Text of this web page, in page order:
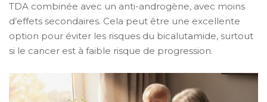
TDA combinée avec un anti-androgène, avec moins
d’effets secondaires. Cela peut être une excellente
option pour éviter les risques du bicalutamide, surtout
si le cancer est à faible risque de progression.